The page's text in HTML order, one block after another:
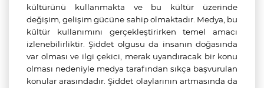
kültürünü kullanmakta ve bu kültür üzerinde
değişim, gelişim gücüne sahip olmaktadır. Medya, bu
kültür kullanımını gerçekleştirirken temel amacı
izlenebilirliktir. Şiddet olgusu da insanın doğasında
var olması ve ilgi çekici, merak uyandıracak bir konu
olması nedeniyle medya tarafından sıkça başvurulan
konular arasındadır. Şiddet olaylarının artmasında da